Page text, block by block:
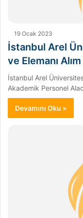
19 Ocak 2023
İstanbul Arel
ve Elemanı Alım
İstanbul Arel
Akademik Personel
Devamını Oku »